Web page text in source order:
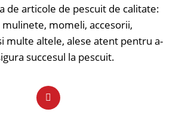
de articole de pescuit de calitate:
mulinete, momeli, accesorii,
multe altele, alese atent pentru a-
succesul la pescuit.